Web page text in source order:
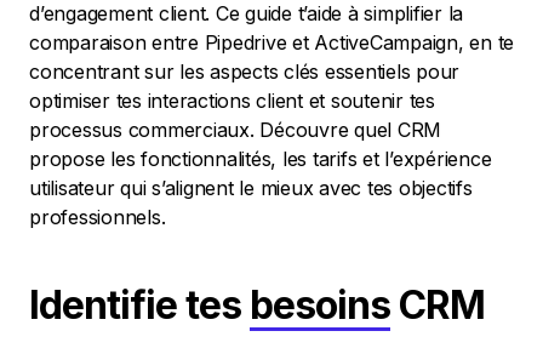
d’engagement client. Ce guide t’aide à simplifier la
comparaison entre Pipedrive et ActiveCampaign, en te
concentrant sur les aspects clés essentiels pour
optimiser tes interactions client et soutenir tes
processus commerciaux. Découvre quel CRM
propose les fonctionnalités, les tarifs et l’expérience
utilisateur qui s’alignent le mieux avec tes objectifs
professionnels.
Identifie tes besoins CRM